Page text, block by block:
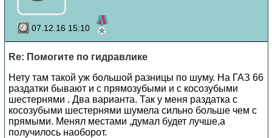
07.12.16 15:10
Re: Помогите по гидравлике
Нету там такой уж большой разницы по шуму. На ГАЗ 66
раздатки бывают и с прямозубыми и с косозубыми
шестернями . Два варианта. Так у меня раздатка с
косозубыми шестернями шумела сильно больше чем с
прямыми. Менял местами ,думал будет лучше,а
получилось наоборот.